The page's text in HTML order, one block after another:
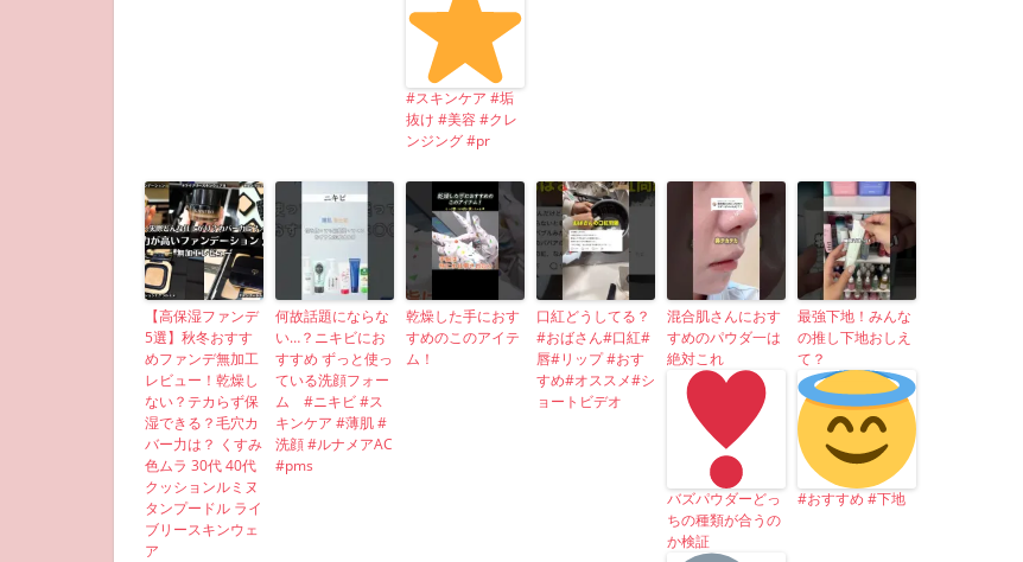
#スキンケア #垢
抜け #美容 #クレ
ンジング #pr
【高保湿ファンデ
5選】秋冬おすす
めファンデ無加工
レビュー！乾燥し
ない？テカらず保
湿できる？毛穴カ
バー力は？ くすみ
色ムラ 30代 40代
クッションルミヌ
タンプードル ライ
ブリースキンウェ
ア
何故話題にならな
い…？ニキビにお
すすめ ずっと使っ
ている洗顔フォー
ム #ニキビ #ス
キンケア #薄肌 #
洗顔 #ルナメアAC
#pms
乾燥した手におす
すめのこのアイテ
ム！
口紅どうしてる？
#おばさん#口紅#
唇#リップ #おす
すめ#オススメ#シ
ョートビデオ
混合肌さんにおす
すめのパウダ一は
絶対これ
バズパウダーどっ
ちの種類が合うの
か検証
最強下地！みんな
の推し下地おしえ
て？
#おすすめ #下地